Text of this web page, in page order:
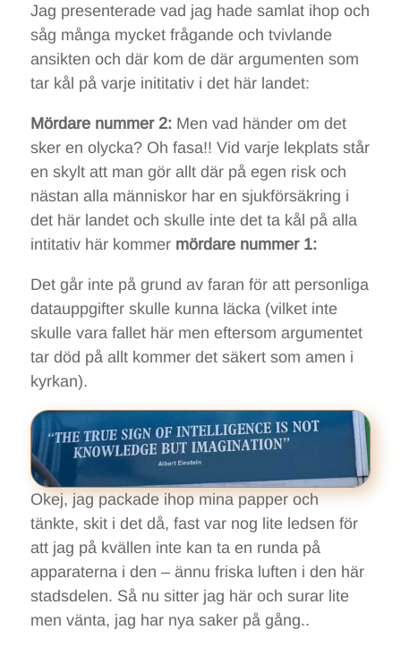
Jag presenterade vad jag hade samlat ihop och
såg många mycket frågande och tvivlande
ansikten och där kom de där argumenten som
tar kål på varje inititativ i det här landet:
Mördare nummer 2: Men vad händer om det
sker en olycka? Oh fasa!! Vid varje lekplats står
en skylt att man gör allt där på egen risk och
nästan alla människor har en sjukförsäkring i
det här landet och skulle inte det ta kål på alla
intitativ här kommer mördare nummer 1:
Det går inte på grund av faran för att personliga
datauppgifter skulle kunna läcka (vilket inte
skulle vara fallet här men eftersom argumentet
tar död på allt kommer det säkert som amen i
kyrkan).
Okej, jag packade ihop mina papper och
tänkte, skit i det då, fast var nog lite ledsen för
att jag på kvällen inte kan ta en runda på
apparaterna i den – ännu friska luften i den här
stadsdelen. Så nu sitter jag här och surar lite
men vänta, jag har nya saker på gång..